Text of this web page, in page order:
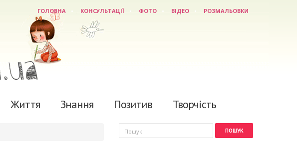
ГОЛОВНА КОНСУЛЬТАЦІЇ ФОТО ВІДЕО РОЗМАЛЬОВКИ
Життя Знання Позитив Творчість
Пошукова форма
Пошук